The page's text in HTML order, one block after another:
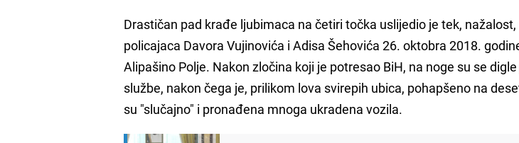
Drastičan pad krađe ljubimaca na četiri točka uslijedio je tek,
policajaca Davora Vujinovića i Adisa Šehovića 26. oktobra 2018.
Alipašino Polje. Nakon zločina koji je potresao BiH, na noge su se
službe, nakon čega je, prilikom lova svirepih ubica, pohapšeno na
su "slučajno" i pronađena mnoga ukradena vozila.